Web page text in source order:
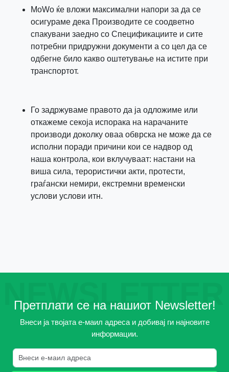
МoWo ќе вложи максимални напори за да се
осигураме дека Производите се соодветно
спакувани заедно со Спецификациите и сите
потребни придружни документи а со цел да се
одбегне било какво оштетување на истите при
транспортот.
Го задржуваме правото да ја одложиме или
откажеме секоја испорака на нарачаните
производи доколку оваа обврска не може да се
исполни поради причини кои се надвор од
наша контрола, кои вклучуваат: настани на
виша сила, терористички акти, протести,
граѓански немири, екстремни временски
услови услови итн.
NEWSLETTER
Претплати се на нашиот Newsletter!
Внеси ја твојата е-маил адреса и добивај ги најновите
информации.